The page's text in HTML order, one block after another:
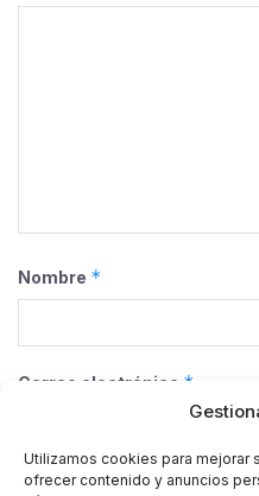
Utilizamos cookies para mejorar
ofrecer contenido y anuncios
Nombre *
Correo electrónico *
Web